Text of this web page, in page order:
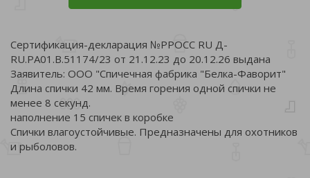
Сертификация-декларация №РРОСС RU Д-
RU.РА01.В.51174/23 от 21.12.23 до 20.12.26 выдана
Заявитель: ООО "Спичечная фабрика "Белка-Фаворит"
Длина спички 42 мм. Время горения одной спички не
менее 8 секунд.
наполнение 15 спичек в коробке
Спички влагоустойчивые. Предназначены для охотников
и рыболовов.